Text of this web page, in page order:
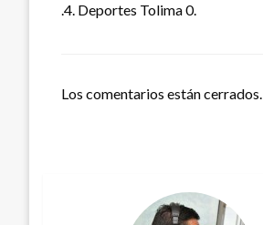
.4. Deportes Tolima 0.
Los comentarios están cerrados.